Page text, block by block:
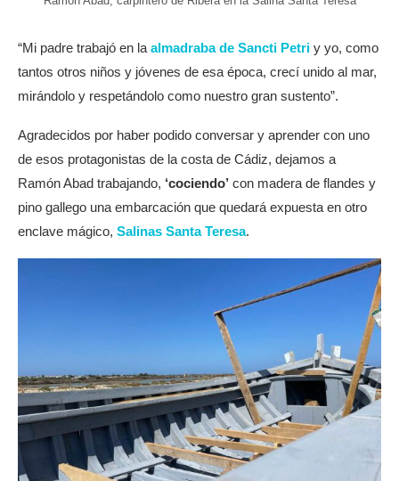
“Mi padre trabajó en la almadraba de Sancti Petri y yo, como
tantos otros niños y jóvenes de esa época, crecí unido al mar,
mirándolo y respetándolo como nuestro gran sustento”.
Agradecidos por haber podido conversar y aprender con uno
de esos protagonistas de la costa de Cádiz, dejamos a
Ramón Abad trabajando, ‘cociendo’ con madera de flandes y
pino gallego una embarcación que quedará expuesta en otro
enclave mágico, Salinas Santa Teresa.